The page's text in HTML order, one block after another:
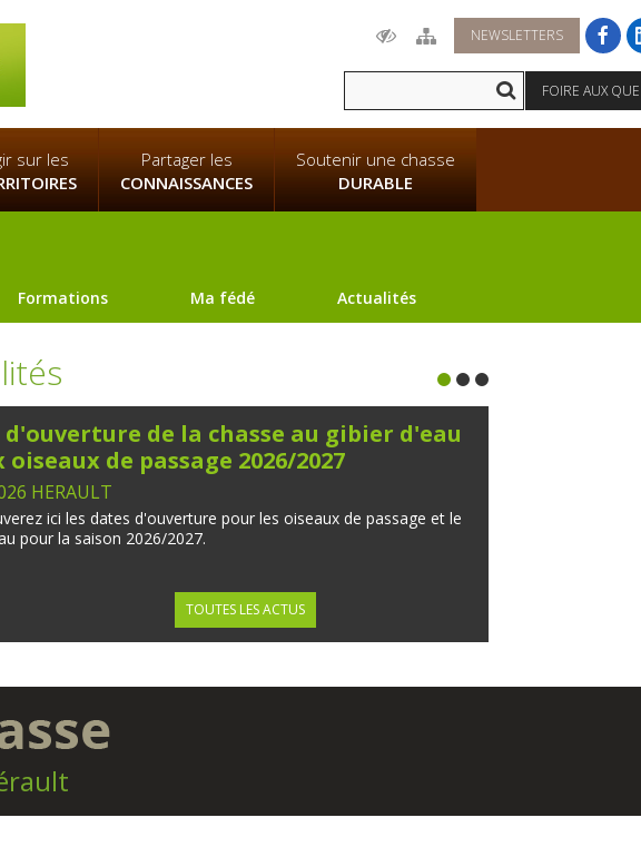
NEWSLETTERS
FOIRE AUX
sur les
Partager les
CONNAISSANCES
Soutenir une chasse
DURABLE
Formations Ma fédé Actualités
d'ouverture de la chasse au gibier d'eau
oiseaux de passage 2026/2027
HERAULT
ici les dates d'ouverture pour les oiseaux de passage et le
pour la saison 2026/2027.
TOUTES LES ACTUS